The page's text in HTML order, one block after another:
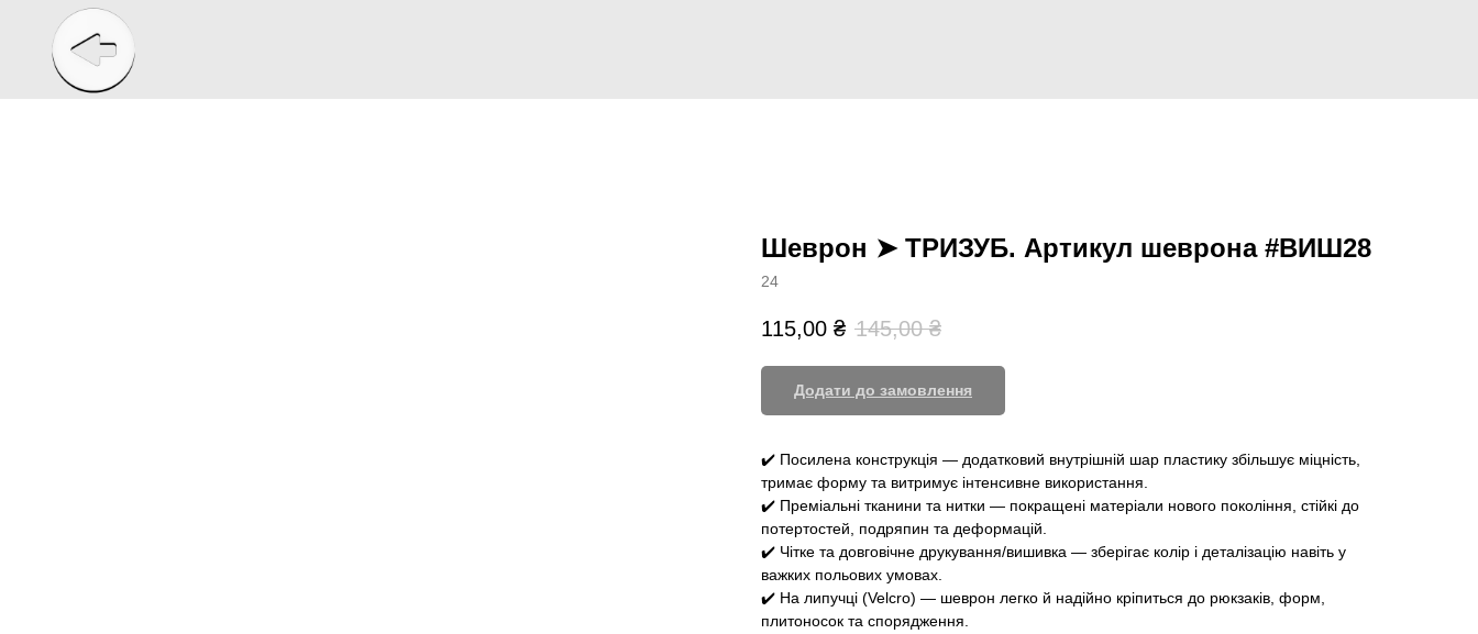
Шеврон ➤ ТРИЗУБ. Артикул шеврона #ВИШ28
24
115,00 ₴ 145,00 ₴
Додати до замовлення
✔️ Посилена конструкція — додатковий внутрішній шар пластику збільшує міцність,
тримає форму та витримує інтенсивне використання.
✔️ Преміальні тканини та нитки — покращені матеріали нового покоління, стійкі до
потертостей, подряпин та деформацій.
✔️ Чітке та довговічне друкування/вишивка — зберігає колір і деталізацію навіть у
важких польових умовах.
✔️ На липучці (Velcro) — шеврон легко й надійно кріпиться до рюкзаків, форм,
плитоносок та спорядження.